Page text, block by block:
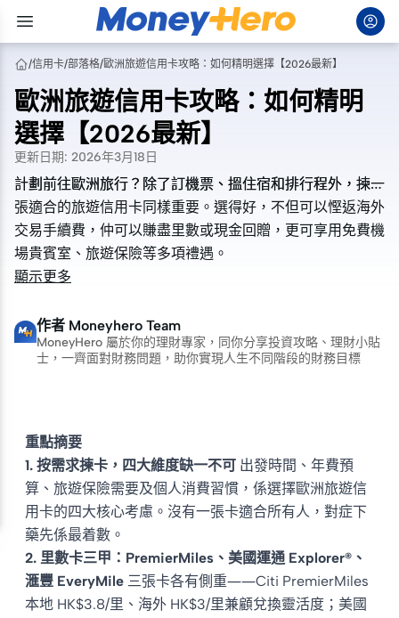
/信用卡/部落格/歐洲旅遊信用卡攻略：如何精明選擇【2026最新】
歐洲旅遊信用卡攻略：如何精明
選擇【2026最新】
更新日期: 2026年3月18日
計劃前往歐洲旅行？除了訂機票、搵住宿和排行程外，揀一
張適合的旅遊信用卡同樣重要。選得好，不但可以慳返海外
交易手續費，仲可以賺盡里數或現金回贈，更可享用免費機
場貴賓室、旅遊保險等多項禮遇。
計劃前往歐洲旅行？除了訂機票、搵住宿和排行程外，揀一
張適合的旅遊信用卡同樣重要。選得好，不但可以慳返海外
交易手續費，仲可以賺盡里數或現金回贈，更可享用免費機
場貴賓室、旅遊保險等多項禮遇。
顯示更多
作者 Moneyhero Team
MoneyHero 屬於你的理財專家，同你分享投資攻略、理財小貼
士，一齊面對財務問題，助你實現人生不同階段的財務目標
重點摘要
1. 按需求揀卡，四大維度缺一不可 出發時間、年費預
算、旅遊保險需要及個人消費習慣，係選擇歐洲旅遊信
用卡的四大核心考慮。沒有一張卡適合所有人，對症下
藥先係最着數。
2. 里數卡三甲：PremierMiles、美國運通 Explorer®、
滙豐 EveryMile 三張卡各有側重——Citi PremierMiles
本地 HK$3.8/里、海外 HK$3/里兼顧兌換靈活度；美國